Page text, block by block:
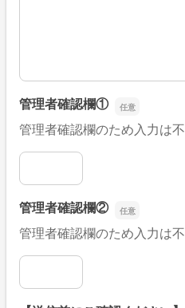
管理者確認欄①
管理者確認欄のため入力は不
管理者確認欄①
管理者確認欄②
管理者確認欄のため入力は不
管理者確認欄②